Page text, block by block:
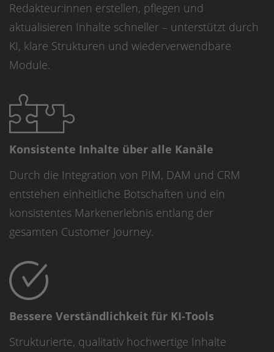
Redakteur:innen erstellen, pflegen und
aktualisieren Inhalte schneller – unterstützt durch
KI, klare Strukturen und wiederverwendbare
Module.
Konsistente Inhalte über alle Kanäle
Durch die Integration von PIM, DAM und CRM
entstehen einheitliche Botschaften und ein
konsistentes Markenerlebnis entlang der
gesamten Customer Journey.
Bessere Verständlichkeit für KI-Tools
Strukturierte, qualitativ hochwertige Inhalte